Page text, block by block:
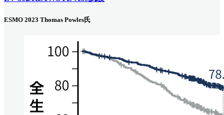
ESMO 2023 Thomas Powles氏